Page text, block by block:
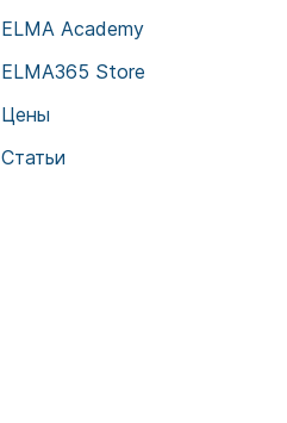
ELMA Academy
ELMA365 Store
Цены
Статьи